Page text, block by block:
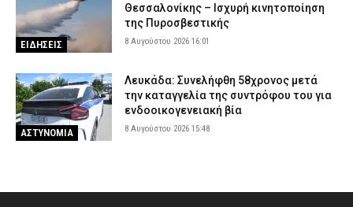
ΕΙΔΗΣΕΙΣ
Θεσσαλονίκης – Ισχυρή κινητοποίηση
της Πυροσβεστικής
8 Αυγούστου 2026 16:01
ΑΣΤΥΝΟΜΙΑ
Λευκάδα: Συνελήφθη 58χρονος μετά
την καταγγελία της συντρόφου του για
ενδοοικογενειακή βία
8 Αυγούστου 2026 15:48